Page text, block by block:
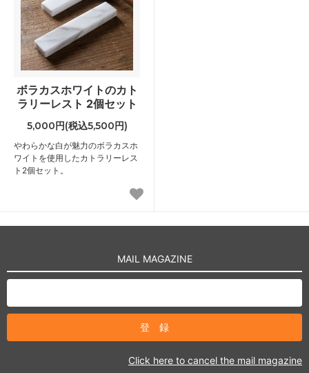
ボラカスホワイトのカト
ラリーレスト 2個セット
5,000円(税込5,500円)
やわらかな白が魅力のボラカスホ
ワイトを使用したカトラリーレス
ト2個セット。
MAIL MAGAZINE
Click here to cancel the mail magazine